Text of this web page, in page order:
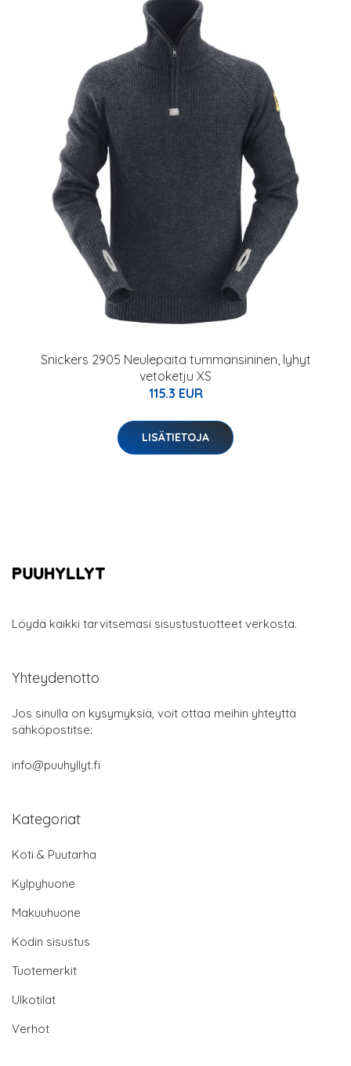
Snickers 2905 Neulepaita tummansininen, lyhyt
vetoketju XS
115.3 EUR
LISÄTIETOJA
Löydä kaikki tarvitsemasi sisustustuotteet verkosta.
Yhteydenotto
Jos sinulla on kysymyksiä, voit ottaa meihin yhteyttä
sähköpostitse:
info@puuhyllyt.fi
Kategoriat
Koti & Puutarha
Kylpyhuone
Makuuhuone
Kodin sisustus
Tuotemerkit
Ulkotilat
Verhot